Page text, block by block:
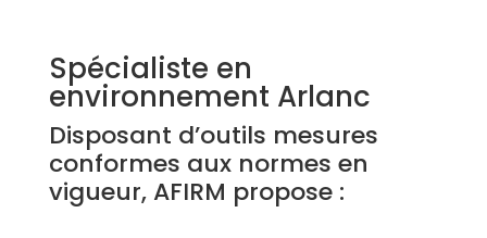
Spécialiste en
environnement Arlanc
Disposant d’outils mesures
conformes aux normes en
vigueur, AFIRM propose :